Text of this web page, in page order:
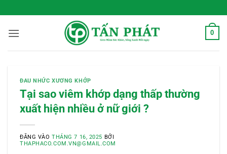
qua
nội
0
ĐAU NHỨC XƯƠNG KHỚP
Tại sao viêm khớp dạng thấp thường
xuất hiện nhiều ở nữ giới ?
ĐĂNG VÀOTHÁNG 7 16, 2025 BỞI
THAPHACO.COM.VN@GMAIL.COM